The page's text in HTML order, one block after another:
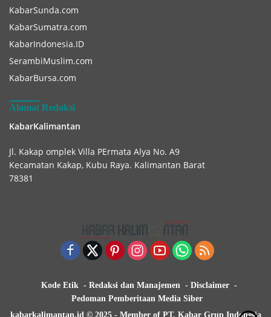
KabarSunda.com
KabarSumatra.com
KabarIndonesia.ID
SerambiMuslim.com
KabarBursa.com
Alamat Redaksi
KabarKalimantan
Jl. Kakap omplek Villa PErmata Alya No. A9
Kecamatan Kakap, Kubu Raya. Kalimantan Barat
78381
Kode Etik Redaksi dan Manajemen
Disclaimer
Pedoman Pemberitaan Media Siber
kabarkalimantan.id © 2025 - Member of PT. Kabar Grup Indonesia